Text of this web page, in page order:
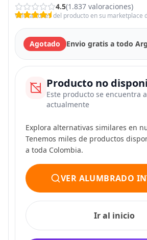
4.5(1.837 valoraciones)
Valoraciones del producto en su marketplace
Agotado Envio gratis a todo
Producto no
Este producto se encuentra
actualmente
Explora alternativas similares en
Tenemos miles de productos
a toda Colombia.
VER ALUMBRADO
Ir al inicio